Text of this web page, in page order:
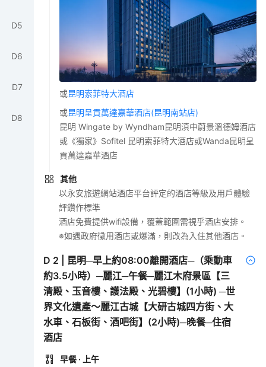
D5
D6
D7
D8
或昆明索菲特大酒店
或昆明呈貢萬達嘉華酒店(昆明南站店)
昆明 Wingate by Wyndham昆明滇中蔚景溫德姆酒店
或《獨家》Sofitel 昆明索菲特大酒店或Wanda昆明呈
貢萬達嘉華酒店
其他
以永安旅遊網站酒店平台評定的酒店等級及用戶體驗
評鑽作標準
酒店免費提供wifi設備，覆蓋範圍需視乎酒店安排。
※如遇政府徵用酒店或爆滿，則改為入住其他酒店。
D 2
昆明─早上約08:00離開酒店─（乘動車
約3.5小時）─麗江─午餐─麗江木府景區【三
清殿、玉音樓、護法殿、光碧樓】(1小時) ─世
界文化遺產～麗江古城【大研古城四方街、大
水車、石板街、酒吧街】(2小時)─晚餐─住宿
酒店
早餐 · 上午